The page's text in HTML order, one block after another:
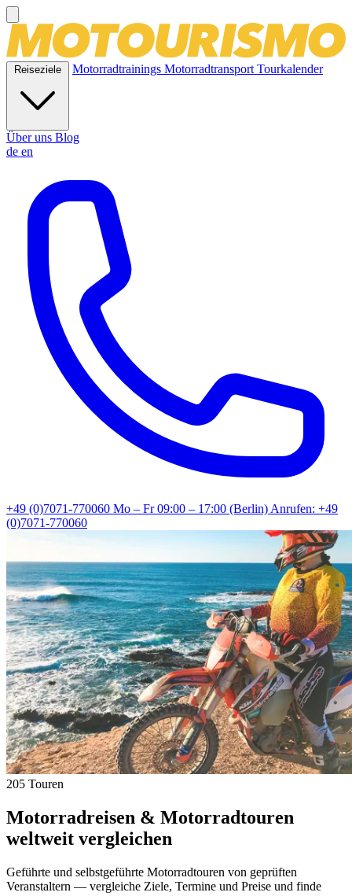
Reiseziele Motorradtrainings MotorradtransportTourkalender
Über uns Blog
de en
+49 (0)7071-770060 Mo – Fr 09:00 – 17:00 (Berlin)Anrufen: +49
(0)7071-770060
205 Touren
Motorradreisen & Motorradtouren
weltweit vergleichen
Geführte und selbstgeführte Motorradtouren von geprüften
Veranstaltern — vergleiche Ziele, Termine und Preise und finde